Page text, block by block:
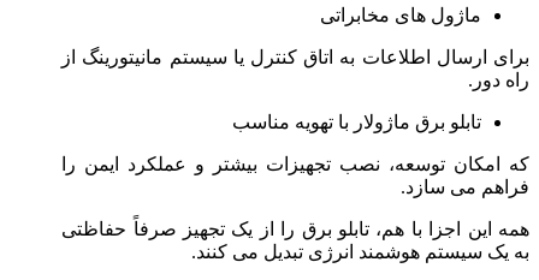
ماژول های مخابراتی
برای ارسال اطلاعات به اتاق کنترل یا سیستم مانیتورینگ از
راه دور.
تابلو برق ماژولار با تهویه مناسب
که امکان توسعه، نصب تجهیزات بیشتر و عملکرد ایمن را
فراهم می سازد.
همه این اجزا با هم، تابلو برق را از یک تجهیز صرفاً حفاظتی
به یک سیستم هوشمند انرژی تبدیل می کنند.